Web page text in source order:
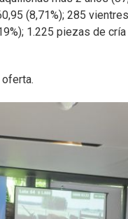
(8,71%); 285
1.225 piezas de